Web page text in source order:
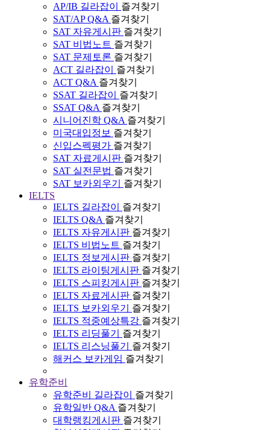
AP/IB 길라잡이
즐겨찾기
SAT/AP Q&A 즐겨찾기
SAT 자유게시판 즐겨찾기
SAT 비법노트 즐겨찾기
SAT 문제토론 즐겨찾기
ACT 길라잡이
즐겨찾기
ACT Q&A 즐겨찾기
SSAT 길라잡이
즐겨찾기
SSAT Q&A 즐겨찾기
시니어진학 Q&A 즐겨찾기
미국대입정보 즐겨찾기
신입스펙평가 즐겨찾기
SAT 자료게시판 즐겨찾기
SAT 실전문법 즐겨찾기
SAT 보카외우기
즐겨찾기
IELTS
IELTS 길라잡이
즐겨찾기
IELTS Q&A 즐겨찾기
IELTS 자유게시판 즐겨찾기
IELTS 비법노트 즐겨찾기
IELTS 정보게시판 즐겨찾기
IELTS 라이팅게시판 즐겨찾기
IELTS 스피킹게시판 즐겨찾기
IELTS 자료게시판 즐겨찾기
IELTS 보카외우기
즐겨찾기
IELTS 적중예상특강 즐겨찾기
IELTS 리딩풀기
즐겨찾기
IELTS 리스닝풀기
즐겨찾기
해커스 보카게임 즐겨찾기
유학준비
유학준비 길라잡이
즐겨찾기
유학일반 Q&A 즐겨찾기
대학랭킹게시판 즐겨찾기